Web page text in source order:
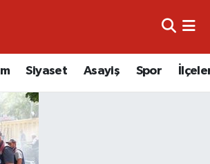
Siyaset Asayiş Spor
Durumu ve Fikstür